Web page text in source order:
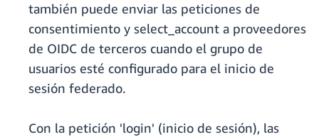
también puede enviar las peticiones de
consentimiento y select_account a proveedores
de OIDC de terceros cuando el grupo de
usuarios esté configurado para el inicio de
sesión federado.
Con la petición 'login' (inicio de sesión), las